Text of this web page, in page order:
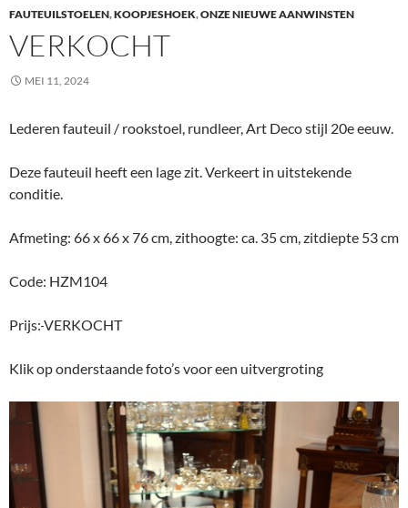
FAUTEUILSTOELEN,KOOPJESHOEK,ONZE NIEUWE AANWINSTEN
VERKOCHT
MEI 11, 2024
Lederen fauteuil / rookstoel, rundleer, Art Deco stijl 20e eeuw.
Deze fauteuil heeft een lage zit. Verkeert in uitstekende
conditie.
Afmeting: 66 x 66 x 76 cm, zithoogte: ca. 35 cm, zitdiepte 53 cm
Code: HZM104
Prijs: VERKOCHT
Klik op onderstaande foto’s voor een uitvergroting